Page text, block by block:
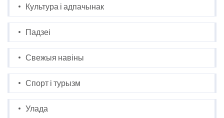
Культура і адпачынак
Падзеі
Свежыя навіны
Спорт і турызм
Улада